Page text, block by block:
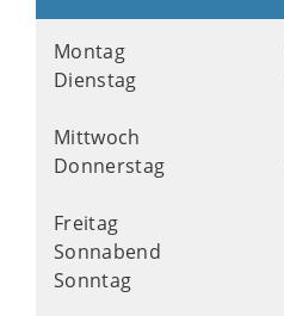
Montag
Dienstag
Mittwoch
Donnerstag
Freitag
Sonnabend
Sonntag